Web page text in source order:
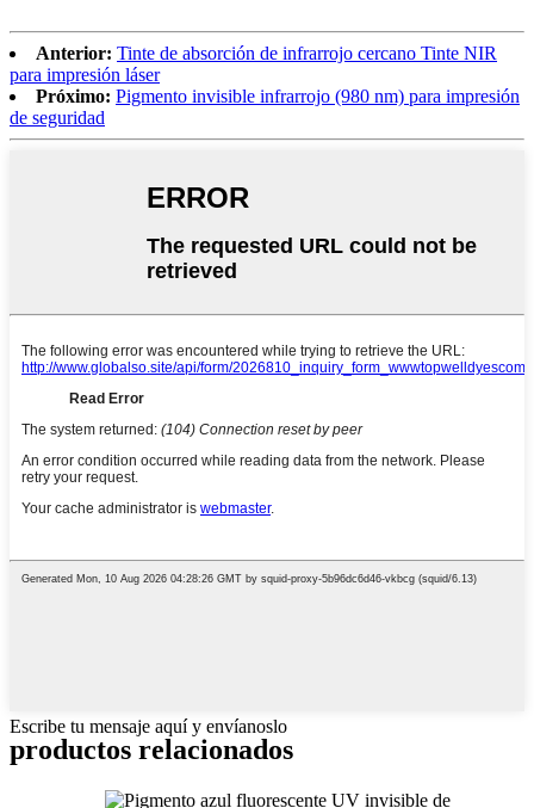
Anterior: Tinte de absorción de infrarrojo cercano Tinte NIR
para impresión láser
Próximo: Pigmento invisible infrarrojo (980 nm) para impresión
de seguridad
Escribe tu mensaje aquí y envíanoslo
productos relacionados